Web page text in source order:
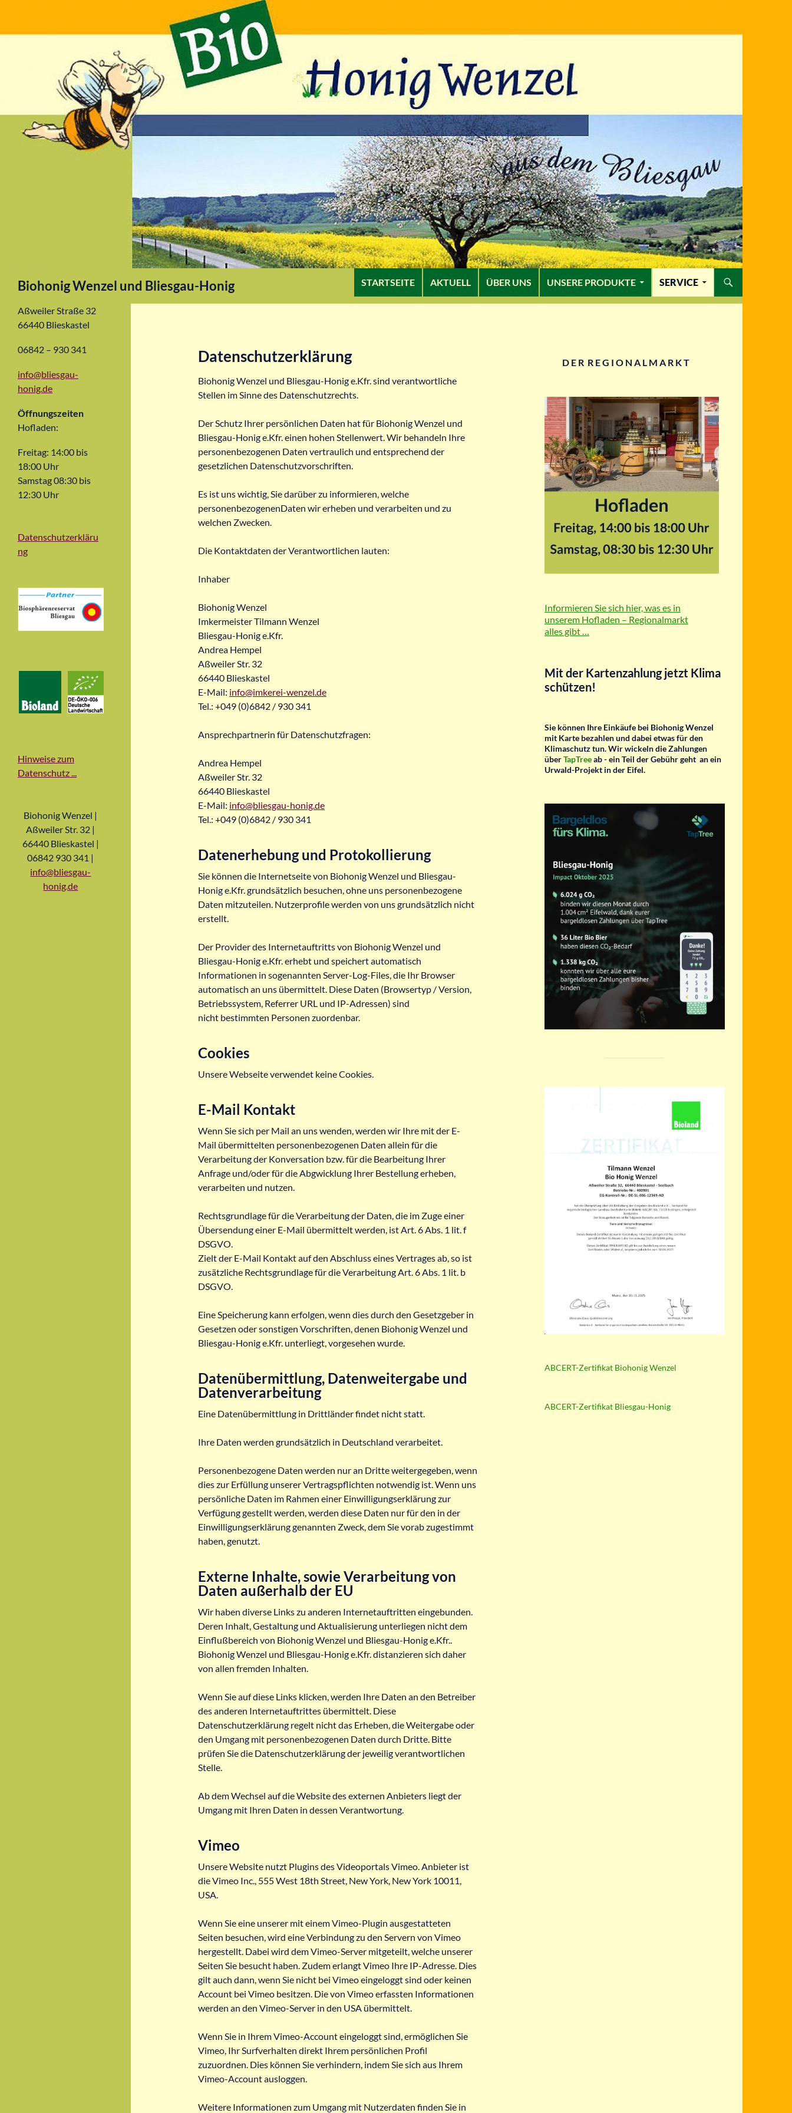
Biohonig Wenzel und Bliesgau-Honig STARTSEITE AKTUELL ÜBER UNS UNSERE PRODUKTE SERVICE
Datenschutzerklärung
Biohonig Wenzel und Bliesgau-Honig e.Kfr. sind verantwortliche
Stellen im Sinne des Datenschutzrechts.
Der Schutz Ihrer persönlichen Daten hat für Biohonig Wenzel und
Bliesgau-Honig e.Kfr. einen hohen Stellenwert. Wir behandeln Ihre
personenbezogenen Daten vertraulich und entsprechend der
gesetzlichen Datenschutzvorschriften.
Es ist uns wichtig, Sie darüber zu informieren, welche
personenbezogenenDaten wir erheben und verarbeiten und zu
welchen Zwecken.
Die Kontaktdaten der Verantwortlichen lauten:
Inhaber
Biohonig Wenzel
Imkermeister Tilmann Wenzel
Bliesgau-Honig e.Kfr.
Andrea Hempel
Aßweiler Str. 32
66440 Blieskastel
E-Mail: info@imkerei-wenzel.de
Tel.: +049 (0)6842 / 930 341
Ansprechpartnerin für Datenschutzfragen:
Andrea Hempel
Aßweiler Str. 32
66440 Blieskastel
E-Mail: info@bliesgau-honig.de
Tel.: +049 (0)6842 / 930 341
Datenerhebung und Protokollierung
Sie können die Internetseite von Biohonig Wenzel und Bliesgau-
Honig e.Kfr. grundsätzlich besuchen, ohne uns personenbezogene
Daten mitzuteilen. Nutzerprofile werden von uns grundsätzlich nicht
erstellt.
Der Provider des Internetauftritts von Biohonig Wenzel und
Bliesgau-Honig e.Kfr. erhebt und speichert automatisch
Informationen in sogenannten Server-Log-Files, die Ihr Browser
automatisch an uns übermittelt. Diese Daten (Browsertyp / Version,
Betriebssystem, Referrer URL und IP-Adressen) sind
nicht bestimmten Personen zuordenbar.
Cookies
Unsere Webseite verwendet keine Cookies.
E-Mail Kontakt
Wenn Sie sich per Mail an uns wenden, werden wir Ihre mit der E-
Mail übermittelten personenbezogenen Daten allein für die
Verarbeitung der Konversation bzw. für die Bearbeitung Ihrer
Anfrage und/oder für die Abgwicklung Ihrer Bestellung erheben,
verarbeiten und nutzen.
Rechtsgrundlage für die Verarbeitung der Daten, die im Zuge einer
Übersendung einer E-Mail übermittelt werden, ist Art. 6 Abs. 1 lit. f
DSGVO.
Zielt der E-Mail Kontakt auf den Abschluss eines Vertrages ab, so ist
zusätzliche Rechtsgrundlage für die Verarbeitung Art. 6 Abs. 1 lit. b
DSGVO.
Eine Speicherung kann erfolgen, wenn dies durch den Gesetzgeber in
Gesetzen oder sonstigen Vorschriften, denen Biohonig Wenzel und
Bliesgau-Honig e.Kfr. unterliegt, vorgesehen wurde.
Datenübermittlung, Datenweitergabe und
Datenverarbeitung
Eine Datenübermittlung in Drittländer findet nicht statt.
Ihre Daten werden grundsätzlich in Deutschland verarbeitet.
Personenbezogene Daten werden nur an Dritte weitergegeben, wenn
dies zur Erfüllung unserer Vertragspflichten notwendig ist. Wenn uns
persönliche Daten im Rahmen einer Einwilligungserklärung zur
Verfügung gestellt werden, werden diese Daten nur für den in der
Einwilligungserklärung genannten Zweck, dem Sie vorab zugestimmt
haben, genutzt.
Externe Inhalte, sowie Verarbeitung von
Daten außerhalb der EU
Wir haben diverse Links zu anderen Internetauftritten eingebunden.
Deren Inhalt, Gestaltung und Aktualisierung unterliegen nicht dem
Einflußbereich von Biohonig Wenzel und Bliesgau-Honig e.Kfr..
Biohonig Wenzel und Bliesgau-Honig e.Kfr. distanzieren sich daher
von allen fremden Inhalten.
Wenn Sie auf diese Links klicken, werden Ihre Daten an den Betreiber
des anderen Internetauftrittes übermittelt. Diese
Datenschutzerklärung regelt nicht das Erheben, die Weitergabe oder
den Umgang mit personenbezogenen Daten durch Dritte. Bitte
prüfen Sie die Datenschutzerklärung der jeweilig verantwortlichen
Stelle.
Ab dem Wechsel auf die Website des externen Anbieters liegt der
Umgang mit Ihren Daten in dessen Verantwortung.
Vimeo
Unsere Website nutzt Plugins des Videoportals Vimeo. Anbieter ist
die Vimeo Inc., 555 West 18th Street, New York, New York 10011,
USA.
Wenn Sie eine unserer mit einem Vimeo-Plugin ausgestatteten
Seiten besuchen, wird eine Verbindung zu den Servern von Vimeo
hergestellt. Dabei wird dem Vimeo-Server mitgeteilt, welche unserer
Seiten Sie besucht haben. Zudem erlangt Vimeo Ihre IP-Adresse. Dies
gilt auch dann, wenn Sie nicht bei Vimeo eingeloggt sind oder keinen
Account bei Vimeo besitzen. Die von Vimeo erfassten Informationen
werden an den Vimeo-Server in den USA übermittelt.
Wenn Sie in Ihrem Vimeo-Account eingeloggt sind, ermöglichen Sie
Vimeo, Ihr Surfverhalten direkt Ihrem persönlichen Profil
zuzuordnen. Dies können Sie verhindern, indem Sie sich aus Ihrem
Vimeo-Account ausloggen.
Weitere Informationen zum Umgang mit Nutzerdaten finden Sie in
D E R R E G I O N A L M A R K T
Informieren Sie sich hier, was es in
unserem Hofladen – Regionalmarkt
alles gibt …
Mit der Kartenzahlung jetzt Klima
schützen!
Sie können Ihre Einkäufe bei Biohonig Wenzel
mit Karte bezahlen und dabei etwas für den
Klimaschutz tun.Wir wickeln die Zahlungen
überTapTreeab - ein Teil der Gebühr geht an ein
Urwald-Projekt in der Eifel.
ABCERT-Zertifikat Biohonig Wenzel
ABCERT-Zertifikat Bliesgau-Honig
Aßweiler Straße 32
66440 Blieskastel
06842 – 930 341
info@bliesgau-
honig.de
Öffnungszeiten
Hofladen:
Freitag: 14:00 bis
18:00 Uhr
Samstag 08:30 bis
12:30 Uhr
Datenschutzerkläru
ng
Hinweise zum
Datenschutz ...
Biohonig Wenzel |
Aßweiler Str. 32 |
66440 Blieskastel |
06842 930 341 |
info@bliesgau-
honig.de